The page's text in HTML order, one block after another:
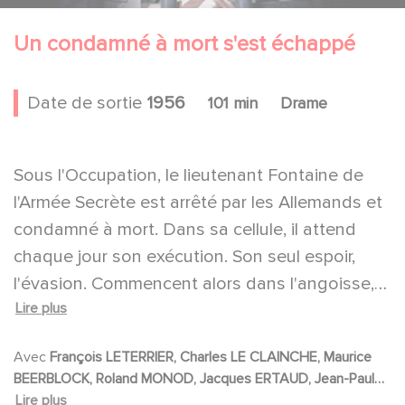
Un condamné à mort s'est échappé
Date de sortie 1956 101 min Drame
Sous l'Occupation, le lieutenant Fontaine de
l'Armée Secrète est arrêté par les Allemands et
condamné à mort. Dans sa cellule, il attend
chaque jour son exécution. Son seul espoir,
l'évasion. Commencent alors dans l'angoisse,
les minutieux préparatifs techniques. Il aiguise
cordes, des crochets. L'action se précipite.
Enfin, il réussit à s'évader entraînant avec lui
Lire plus
Avec
BEERBLOCK, Roland MONOD, Jacques ERTAUD, Jean-Paul
DELHUMEAU, Roger TREERNE, Jean-Philippe DELAMARE,
Lire plus